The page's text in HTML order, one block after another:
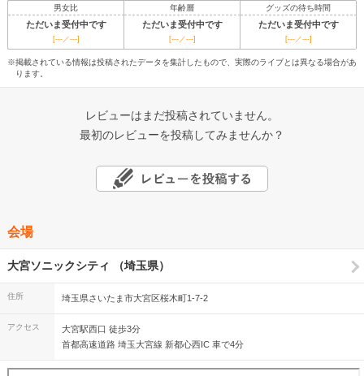
男女比 年齢層 グッズの待ち時間
ただいま受付中です ただいま受付中です ただいま受付中です
[---／---] [---／---] [---／---]
※掲載されている情報は投稿されたデータを集計したもので、実際のライブとは異なる場合があ
ります。
レビューはまだ投稿されていません。
最初のレビューを投稿してみませんか？
会場
大宮ソニックシティ （埼玉県）
住所 埼玉県さいたま市大宮区桜木町1-7-2
アクセス
大宮駅西口 徒歩3分
首都高速道路 埼玉大宮線 新都心西IC 車で4分